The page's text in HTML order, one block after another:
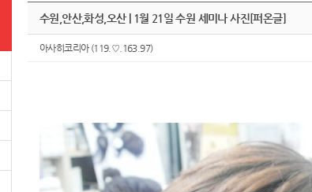
수원,안산,화성,오산 | 1월 21일 수원 세미나 사진[퍼온글]
아사히코리아(119.♡.163.97)